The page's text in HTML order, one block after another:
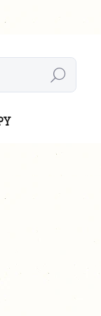
Hledat